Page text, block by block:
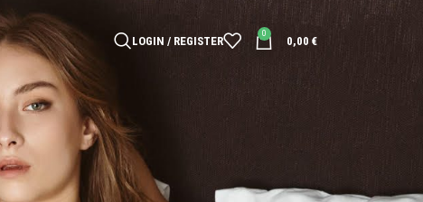
LOGIN / REGISTER
0
0,00 €